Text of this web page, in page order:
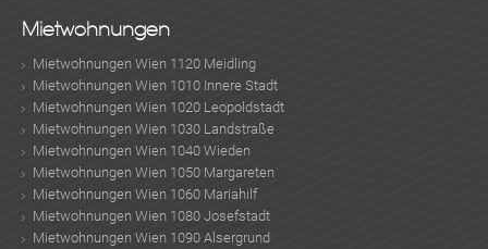
Mietwohnungen
Mietwohnungen Wien 1120 Meidling
Mietwohnungen Wien 1010 Innere Stadt
Mietwohnungen Wien 1020 Leopoldstadt
Mietwohnungen Wien 1030 Landstraße
Mietwohnungen Wien 1040 Wieden
Mietwohnungen Wien 1050 Margareten
Mietwohnungen Wien 1060 Mariahilf
Mietwohnungen Wien 1080 Josefstadt
Mietwohnungen Wien 1090 Alsergrund